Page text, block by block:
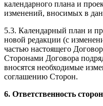
календарного плана и
изменений, вносимых в
5.3. Календарный план и
новой редакции (с
частью настоящего
Сторонами Договора
вносятся необходимые
соглашению Сторон.
6. Ответственность сторон